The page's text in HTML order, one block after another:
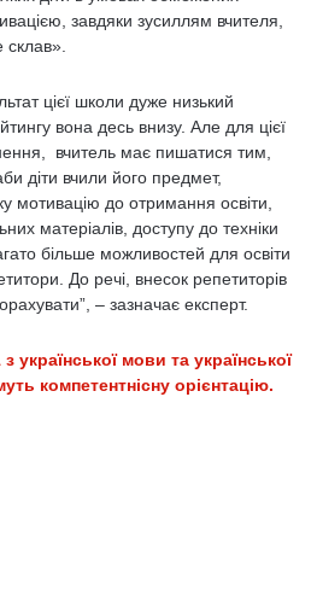
завдяки зусиллям вчителя,
цієї школи дуже низький
вона десь внизу. Але для цієї
вчитель має пишатися тим,
діти вчили його предмет,
мотивацію до отримання освіти,
матеріалів, доступу до техніки
більше можливостей для освіти
До речі, внесок репетиторів
– зазначає експерт.
української мови та української
компетентнісну орієнтацію.